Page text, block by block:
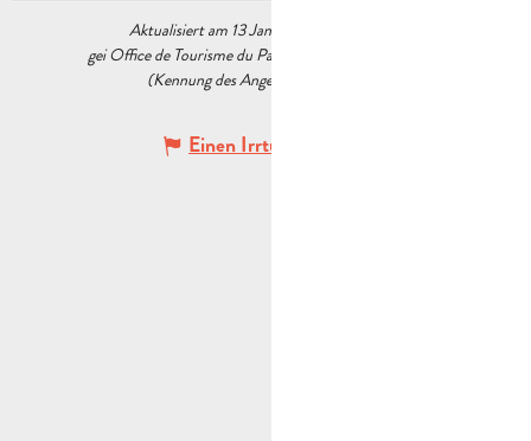
Aktualisiert am 13 Januar 2026 Um 16:23
gei Office de Tourisme du Pays d’Aubagne et de l’Étoile
(Kennung des Angebots :
Einen Irrtum angeben